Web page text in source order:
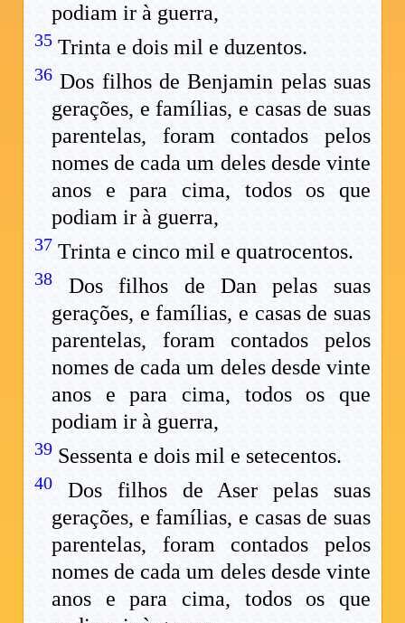
podiam ir à guerra,
35 Trinta e dois mil e duzentos.
36 Dos filhos de Benjamin pelas suas
gerações, e famílias, e casas de suas
parentelas, foram contados pelos
nomes de cada um deles desde vinte
anos e para cima, todos os que
podiam ir à guerra,
37 Trinta e cinco mil e quatrocentos.
38
Dos filhos de Dan pelas suas
gerações, e famílias, e casas de suas
parentelas, foram contados pelos
nomes de cada um deles desde vinte
anos e para cima, todos os que
podiam ir à guerra,
39 Sessenta e dois mil e setecentos.
40
Dos filhos de Aser pelas suas
gerações, e famílias, e casas de suas
parentelas, foram contados pelos
nomes de cada um deles desde vinte
anos e para cima, todos os que